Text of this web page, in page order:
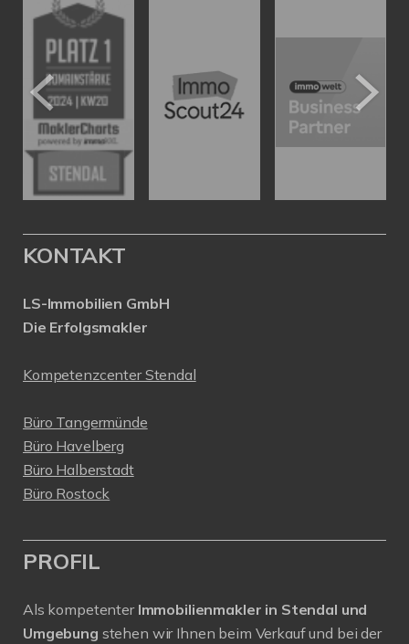
KONTAKT
LS-Immobilien GmbH
Die Erfolgsmakler
Kompetenzcenter Stendal
Büro Tangermünde
Büro Havelberg
Büro Halberstadt
Büro Rostock
PROFIL
Als kompetenter Immobilienmakler in Stendal und
Umgebung stehen wir Ihnen beim Verkauf und bei der